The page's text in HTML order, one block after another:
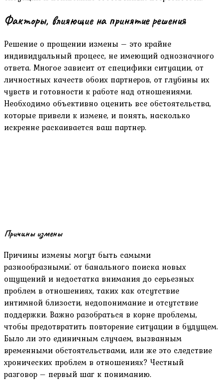
Факторы, влияющие на принятие решения
Решение о прощении измены – это крайне
индивидуальный процесс, не имеющий однозначного
ответа. Многое зависит от специфики ситуации, от
личностных качеств обоих партнеров, от глубины их
чувств и готовности к работе над отношениями.
Необходимо объективно оценить все обстоятельства,
которые привели к измене, и понять, насколько
искренне раскаивается ваш партнер.
Причины измены
Причины измены могут быть самыми
разнообразными⁚ от банального поиска новых
ощущений и недостатка внимания до серьезных
проблем в отношениях, таких как отсутствие
интимной близости, недопонимание и отсутствие
поддержки. Важно разобраться в корне проблемы,
чтобы предотвратить повторение ситуации в будущем.
Было ли это единичным случаем, вызванным
временными обстоятельствами, или же это следствие
хронических проблем в отношениях? Честный
разговор – первый шаг к пониманию.